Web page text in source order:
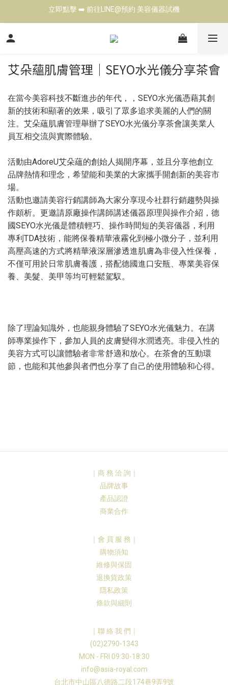
立即點擊 ➡️ 前往LINE@預約 美容儀器試機
立即點擊 ➡️ 前往LINE@預約 美容儀器試機
立即點擊 ➡️ 前往LINE@預約 美容儀器試機
艾朵蘊肌膚管理｜SEYO水光儀分享茶會
在當今美容科技不斷進步的年代，，SEYO水光儀憑藉其創
新的技術和顯著的效果，吸引了眾多追求美麗的人們的關
注。艾朵蘊肌膚管理舉辦了SEYO水光儀分享茶會讓美業人
員互相交流與實際體驗。
活動由AdoreU艾朵蘊的創始人揭開序幕，並且分享他創立
品牌熱情和理念，希望能和美業的大家攜手開創新的美容市
場。
活動也邀請美容行銷講師為大家分享現今社群行銷趨勢與操
作頗析。更邀請原廠操作講師講述儀器原理與操作介紹，德
國SEYO水光儀是體積輕巧、操作時間短的美容儀器，利用
專利TDA技術，能將保養精華液霧化到極小微分子，並利用
高壓高速的方式將精華液深層滲透進肌膚為非侵入性保養，
不僅可用於日常肌膚養護，搭配德國進口安瓶、專業美容保
養、美髮、美甲等均可輕鬆駕馭。
除了理論知識外，也能親身體驗了SEYO水光儀魅力。在講
師專業操作下，參加人員的皮膚變得水潤透亮。非侵入性的
美容方式可以讓體驗者非常舒適和放心。在茶會的互動環
節，也能和其他參與者們也分享了自己的使用體驗和心得。
｜商 務 洽 詢｜
品牌故事
產品認證
商業合作
｜會 員 服 務｜
購物須知
維修與保固
退換貨政策
隱私政策
條款與細則
｜聯 絡 我 們｜
(02)2790-1343
MON - FRI 09:30-18:30
info@asia-royal.com
台北市中山區八德路二段174巷9弄9號